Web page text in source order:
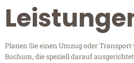
Planen Sie einen Umzug oder
Bochum, die speziell darauf